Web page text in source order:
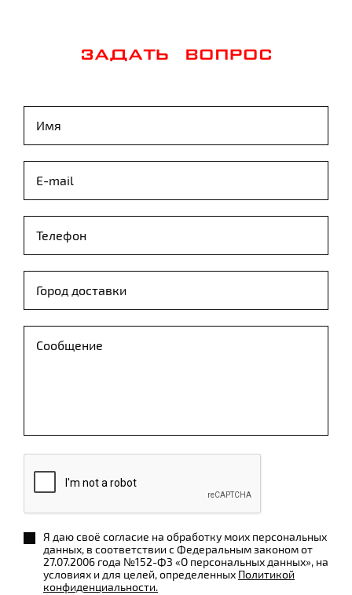
ЗАДАТЬ ВОПРОС
Я даю своё согласие на обработку моих персональных
данных, в соответствии с Федеральным законом от
27.07.2006 года №152-ФЗ «О персональных данных», на
условиях и для целей, определенных Политикой
конфиденциальности.